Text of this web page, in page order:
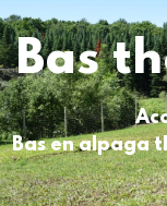
Bas
Bas en alpaga